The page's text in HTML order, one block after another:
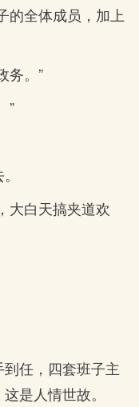
的全体成员，加上
务。”
”
大白天搞夹道欢
任，四套班子主
是人情世故。